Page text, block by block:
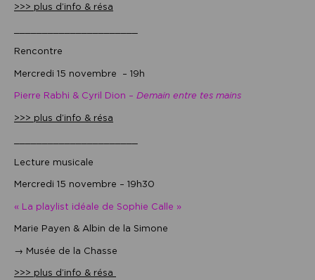
>>> plus d’info & résa
Rencontre
Mercredi 15 novembre – 19h
Pierre Rabhi & Cyril Dion – Demain entre tes mains
>>> plus d’info & résa
Lecture musicale
Mercredi 15 novembre – 19h30
« La playlist idéale de Sophie Calle »
Marie Payen & Albin de la Simone
→ Musée de la Chasse
>>> plus d’info & résa